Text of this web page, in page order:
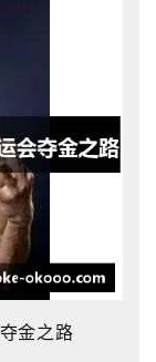
金之路